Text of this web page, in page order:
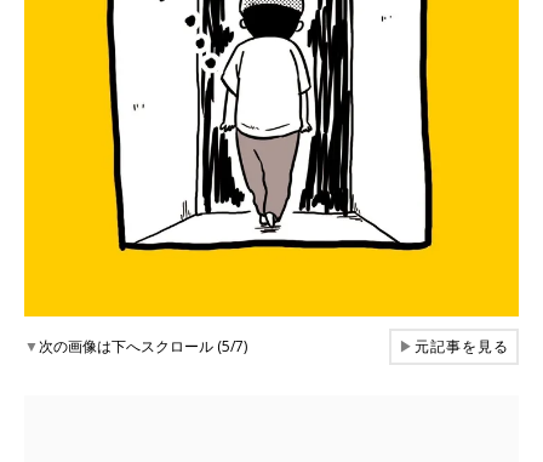
▼次の画像は下へスクロール (5/7) ▶元記事を見る